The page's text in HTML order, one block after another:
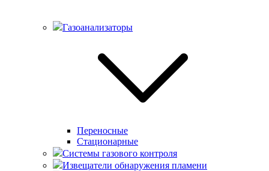
Газоанализаторы
Переносные
Стационарные
Системы газового контроля
Извещатели обнаружения пламени